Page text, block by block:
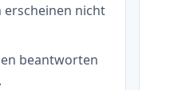
erscheinen nicht
beantworten